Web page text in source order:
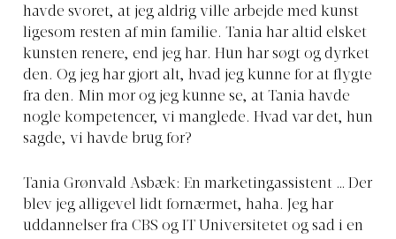
havde svoret, at jeg aldrig ville arbejde med kunst
ligesom resten af min familie. Tania har altid elsket
kunsten renere, end jeg har. Hun har søgt og dyrket
den. Og jeg har gjort alt, hvad jeg kunne for at flygte
fra den. Min mor og jeg kunne se, at Tania havde
nogle kompetencer, vi manglede. Hvad var det, hun
sagde, vi havde brug for?
Tania Grønvald Asbæk: En marketingassistent … Der
blev jeg alligevel lidt fornærmet, haha. Jeg har
uddannelser fra CBS og IT Universitetet og sad i en